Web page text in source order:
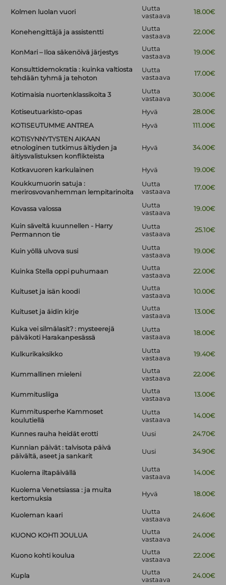
Kolmen luolan vuori
Uutta
vastaava
18.00€
Konehengittäjä ja assistentti
Uutta
vastaava
22.00€
KonMari – Iloa säkenöivä järjestys
Uutta
vastaava
19.00€
Konsulttidemokratia : kuinka valtiosta
tehdään tyhmä ja tehoton
Uutta
vastaava
17.00€
Kotimaisia nuortenklassikoita 3
Uutta
vastaava
30.00€
Kotiseutuarkisto-opas Hyvä
28.00€
KOTISEUTUMME ANTREA
Hyvä
111.00€
KOTISYNNYTYSTEN AIKAAN
etnologinen tutkimus äitiyden ja
äitiysvalistuksen konflikteista
Hyvä 34.00€
Kotkavuoren karkulainen Hyvä
19.00€
Koukkumuorin satuja :
merirosvovanhemman lempitarinoita
Uutta
vastaava
17.00€
Kovassa valossa
Uutta
vastaava
19.00€
Kuin säveltä kuunnellen - Harry
Permannon tie
Uutta
vastaava
25.10€
Kuin yöllä ulvova susi
Uutta
vastaava
19.00€
Kuinka Stella oppi puhumaan
Uutta
vastaava
22.00€
Kuituset ja isän koodi
Uutta
vastaava
10.00€
Kuituset ja äidin kirje
Uutta
vastaava
13.00€
Kuka vei silmälasit? : mysteerejä
päiväkoti Harakanpesässä
Uutta
vastaava
18.00€
Kulkurikaksikko
Uutta
vastaava
19.40€
Kummallinen mieleni
Uutta
vastaava
22.00€
Kummitusliiga
Uutta
vastaava
13.00€
Kummitusperhe Kammoset
koulutiellä
Uutta
vastaava
14.00€
Kunnes rauha heidät erotti Uusi
24.70€
Kunnian päivät : talvisota päivä
päivältä, aseet ja sankarit
Uusi 34.90€
Kuolema iltapäivällä
Uutta
vastaava
14.00€
Kuolema Venetsiassa : ja muita
kertomuksia
Hyvä 18.00€
Kuoleman kaari
Uutta
vastaava
24.60€
KUONO KOHTI JOULUA
Uutta
vastaava
24.00€
Kuono kohti koulua
Uutta
vastaava
22.00€
Kupla
Uutta
vastaava
24.00€